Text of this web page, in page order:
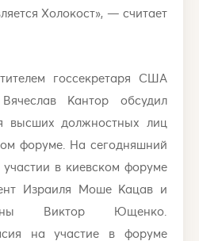
Холокост», — считает
госсекретаря США
Кантор обсудил
высших должностных лиц
форуме. На сегодняшний
в киевском форуме
Израиля Моше Кацав и
Виктор Ющенко.
на участие в форуме